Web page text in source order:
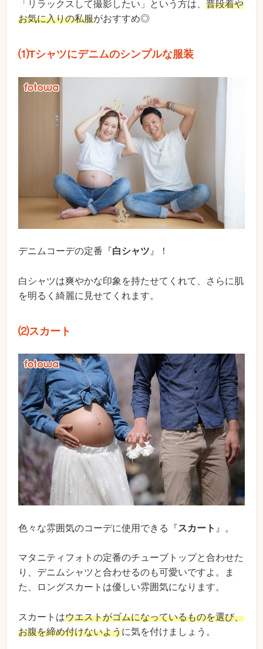
「リラックスして撮影したい」という方は、 普段着や
お気に入りの私服がおすすめ◎
⑴Tシャツにデニムのシンプルな服装
デニムコーデの定番『白シャツ 』！
白シャツは爽やかな印象を持たせてくれて、さらに肌
を明るく綺麗に見せてくれます。
⑵スカート
色々な雰囲気のコーデに使用できる『スカート 』。
マタニティフォトの定番のチューブトップと合わせた
り、デニムシャツと合わせるのも可愛いですよ。ま
た、ロングスカートは優しい雰囲気になります。
スカートはウエストがゴムになっているものを選び、
お腹を締め付けないように気を付けましょう。